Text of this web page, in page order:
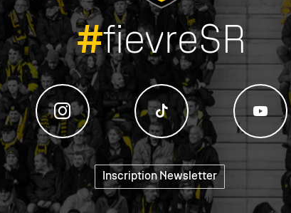
#fievreSR
Inscription Newsletter